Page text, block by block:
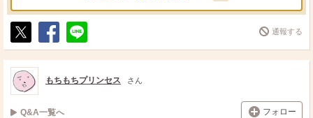
ポ
ス
ト
シ
ェ
送
る
通報する
もちもちプリンセス さん
Q&A一覧へ フォロー